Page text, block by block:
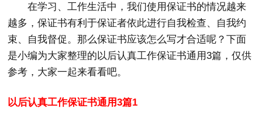
在学习、工作生活中，我们使用保证书的情况越来
越多，保证书有利于保证者依此进行自我检查、自我约
束、自我督促。那么保证书应该怎么写才合适呢？下面
是小编为大家整理的以后认真工作保证书通用3篇，仅供
参考，大家一起来看看吧。
以后认真工作保证书通用3篇1